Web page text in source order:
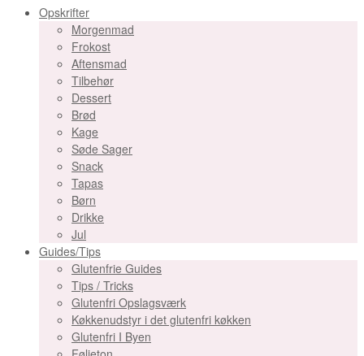
Opskrifter
Morgenmad
Frokost
Aftensmad
Tilbehør
Dessert
Brød
Kage
Søde Sager
Snack
Tapas
Børn
Drikke
Jul
Guides/Tips
Glutenfrie Guides
Tips / Tricks
Glutenfri Opslagsværk
Køkkenudstyr i det glutenfri køkken
Glutenfri I Byen